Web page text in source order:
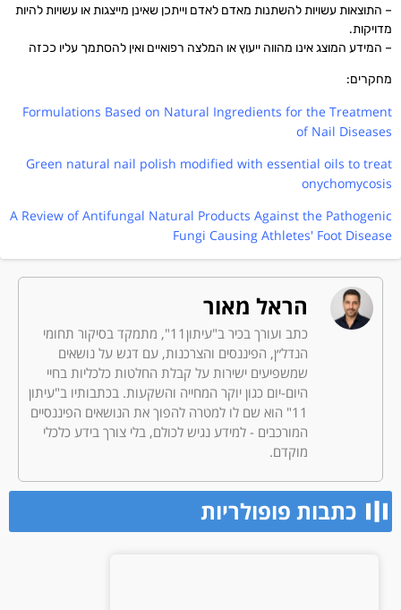
– התוצאות עשויות להשתנות מאדם לאדם וייתכן שאינן מייצגות או עשויות להיות
מדויקות.
– המידע המוצג אינו מהווה ייעוץ או המלצה רפואיים ואין להסתמך עליו ככזה
מחקרים:
Formulations Based on Natural Ingredients for the Treatment
of Nail Diseases
Green natural nail polish modified with essential oils to treat
onychomycosis
A Review of Antifungal Natural Products Against the Pathogenic
Fungi Causing Athletes' Foot Disease
הראל מאור
כתב ועורך בכיר ב"עיתון11", מתמקד בסיקור תחומי
הנדל״ן, הפיננסים והצרכנות, עם דגש על נושאים
שמשפיעים ישירות על קבלת החלטות כלכליות בחיי
היום-יום כגון יוקר המחייה והשקעות. בכתבותיו ב"עיתון
11" הוא שם לו למטרה להפוך את הנושאים הפיננסיים
המורכבים - למידע נגיש לכולם, בלי צורך בידע כלכלי
מוקדם.
כתבות פופולריות​